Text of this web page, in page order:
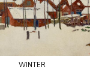
winter